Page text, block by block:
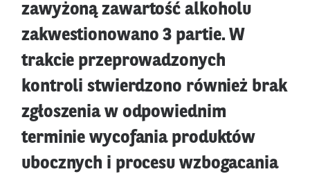
zawyżoną zawartość alkoholu
zakwestionowano 3 partie. W
trakcie przeprowadzonych
kontroli stwierdzono również brak
zgłoszenia w odpowiednim
terminie wycofania produktów
ubocznych i procesu wzbogacania